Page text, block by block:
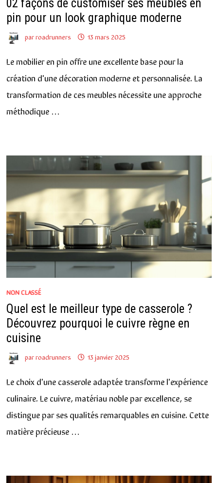
02 façons de customiser ses meubles en
pin pour un look graphique moderne
parroadrunners 13 mars 2025
Le mobilier en pin offre une excellente base pour la
création d'une décoration moderne et personnalisée. La
transformation de ces meubles nécessite une approche
méthodique …
NON CLASSÉ
Quel est le meilleur type de casserole ?
Découvrez pourquoi le cuivre règne en
cuisine
parroadrunners 13 janvier 2025
Le choix d'une casserole adaptée transforme l'expérience
culinaire. Le cuivre, matériau noble par excellence, se
distingue par ses qualités remarquables en cuisine. Cette
matière précieuse …